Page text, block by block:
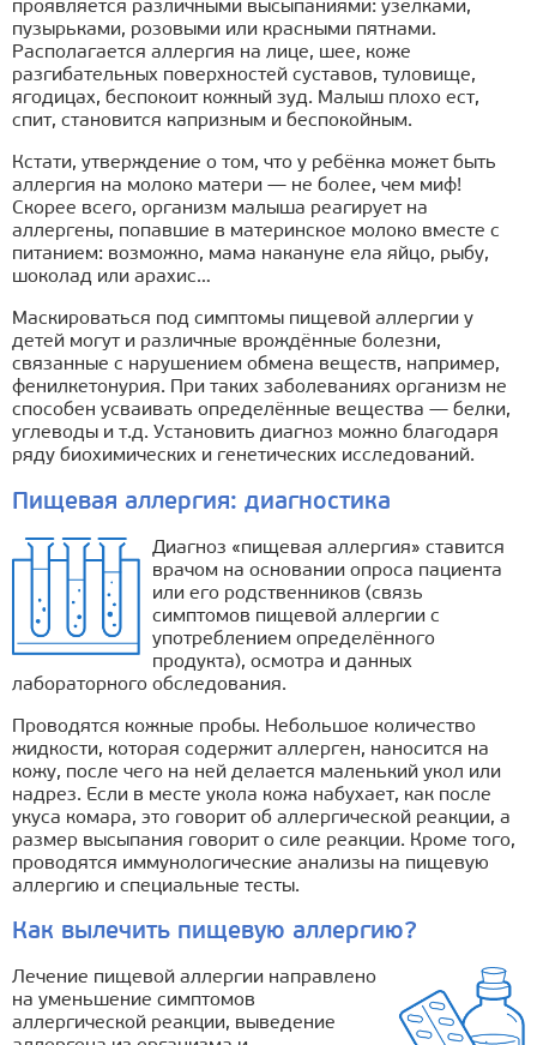
проявляется различными высыпаниями: узелками,
пузырьками, розовыми или красными пятнами.
Располагается аллергия на лице, шее, коже
разгибательных поверхностей суставов, туловище,
ягодицах, беспокоит кожный зуд. Малыш плохо ест,
спит, становится капризным и беспокойным.
Кстати, утверждение о том, что у ребёнка может быть
аллергия на молоко матери — не более, чем миф!
Скорее всего, организм малыша реагирует на
аллергены, попавшие в материнское молоко вместе с
питанием: возможно, мама накануне ела яйцо, рыбу,
шоколад или арахис…
Маскироваться под симптомы пищевой аллергии у
детей могут и различные врождённые болезни,
связанные с нарушением обмена веществ, например,
фенилкетонурия. При таких заболеваниях организм не
способен усваивать определённые вещества — белки,
углеводы и т.д. Установить диагноз можно благодаря
ряду биохимических и генетических исследований.
Пищевая аллергия: диагностика
Диагноз «пищевая аллергия» ставится
врачом на основании опроса пациента
или его родственников (связь
симптомов пищевой аллергии с
употреблением определённого
продукта), осмотра и данных
лабораторного обследования.
Проводятся кожные пробы. Небольшое количество
жидкости, которая содержит аллерген, наносится на
кожу, после чего на ней делается маленький укол или
надрез. Если в месте укола кожа набухает, как после
укуса комара, это говорит об аллергической реакции, а
размер высыпания говорит о силе реакции. Кроме того,
проводятся иммунологические анализы на пищевую
аллергию и специальные тесты.
Как вылечить пищевую аллергию?
Лечение пищевой аллергии направлено
на уменьшение симптомов
аллергической реакции, выведение